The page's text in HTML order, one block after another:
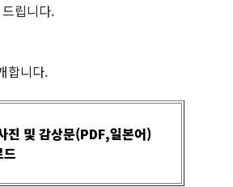
립니다.
합니다.
진 및 감상문(PDF,일본어)